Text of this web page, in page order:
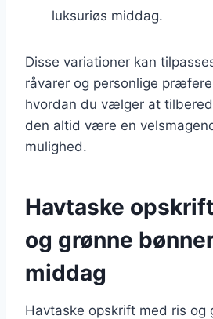
luksuriøs middag.
Disse variationer kan
råvarer og personlige
hvordan du vælger at
den altid være en
mulighed.
Havtaske
og grønne
middag
Havtaske opskrift med ris og